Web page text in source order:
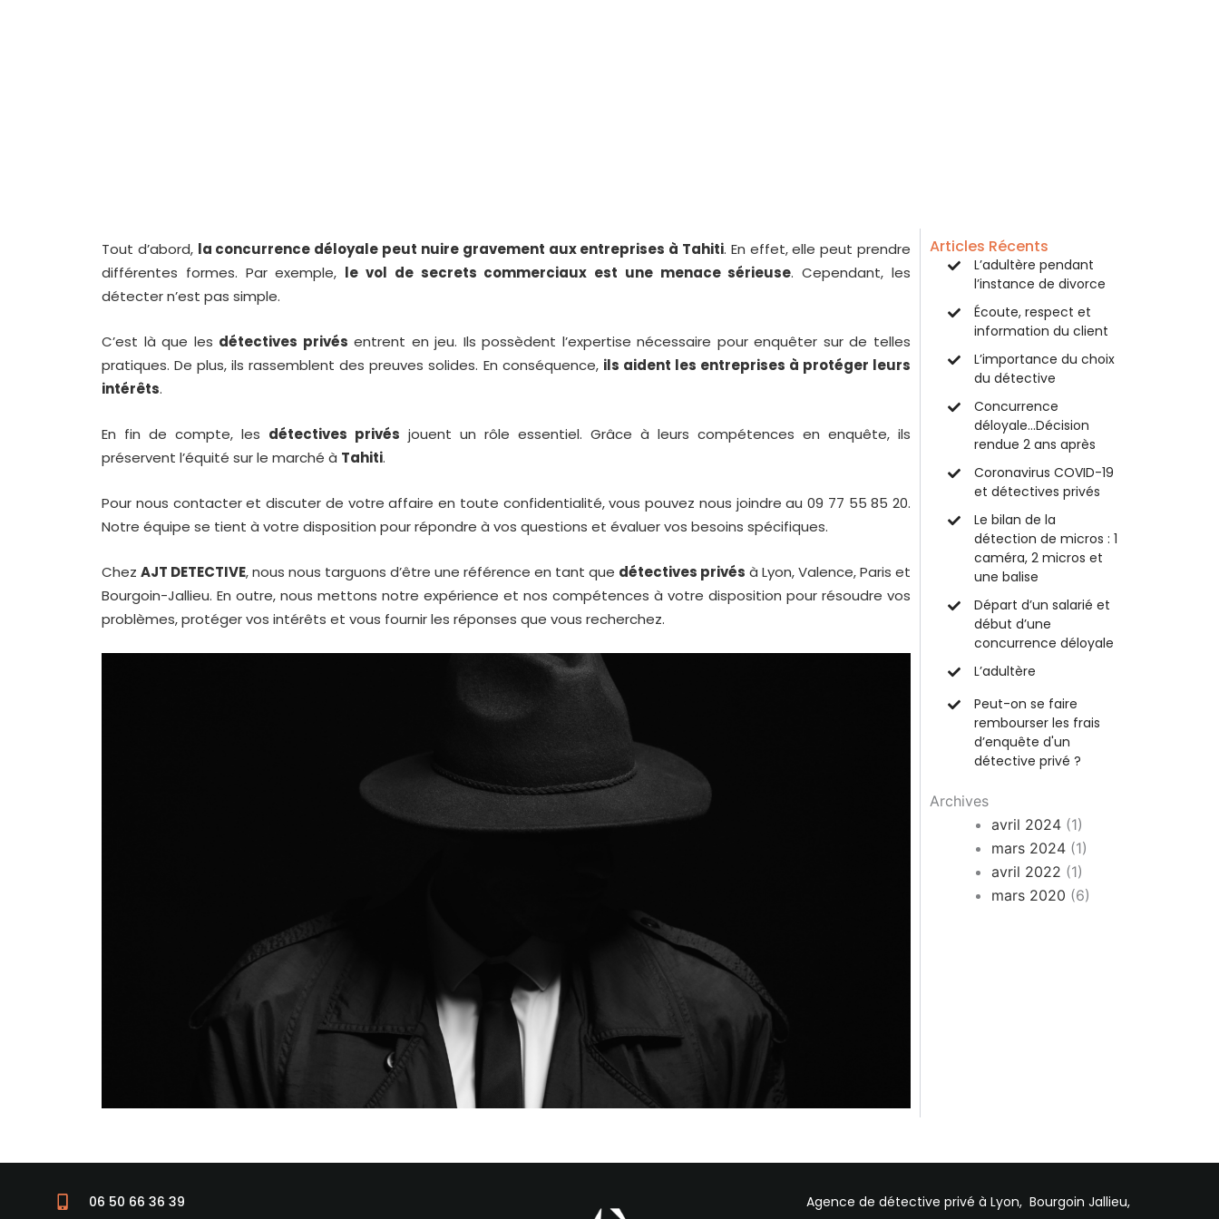
Tout d’abord, la concurrence déloyale peut nuire gravement aux entreprises à Tahiti. En effet, elle peut prendre
différentes formes. Par exemple, le vol de secrets commerciaux est une menace sérieuse. Cependant, les
détecter n’est pas simple.
C’est là que les détectives privés entrent en jeu. Ils possèdent l’expertise nécessaire pour enquêter sur de telles
pratiques. De plus, ils rassemblent des preuves solides. En conséquence, ils aident les entreprises à protéger leurs
intérêts.
En fin de compte, les détectives privés jouent un rôle essentiel. Grâce à leurs compétences en enquête, ils
préservent l’équité sur le marché à Tahiti.
Pour nous contacter et discuter de votre affaire en toute confidentialité, vous pouvez nous joindre au 09 77 55 85 20.
Notre équipe se tient à votre disposition pour répondre à vos questions et évaluer vos besoins spécifiques.
Chez AJT DETECTIVE, nous nous targuons d’être une référence en tant que détectives privés à Lyon,Valence,Paris et
Bourgoin-Jallieu. En outre, nous mettons notre expérience et nos compétences à votre disposition pour résoudre vos
problèmes, protéger vos intérêts et vous fournir les réponses que vous recherchez.
Articles Récents
L’adultère pendant
l’instance de divorce
Écoute, respect et
information du client
L’importance du choix
du détective
Concurrence
déloyale…Décision
rendue 2 ans après
Coronavirus COVID-19
et détectives privés
Le bilan de la
détection de micros : 1
caméra, 2 micros et
une balise
Départ d’un salarié et
début d’une
concurrence déloyale
L’adultère
Peut-on se faire
rembourser les frais
d’enquête d'un
détective privé ?
Archives
avril 2024 (1)
mars 2024 (1)
avril 2022 (1)
mars 2020 (6)
06 50 66 36 39
Agence de détective privé à Lyon, Bourgoin Jallieu,